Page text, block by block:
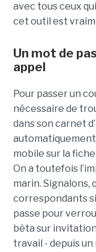
avec tous ceux
cet outil est
Un mot de
appel
Pour passer un
nécessaire de
dans son carnet
mobile sur la
On a toutefois
marin. Signalons,
correspondants
passe pour
bêta sur
travail - depuis